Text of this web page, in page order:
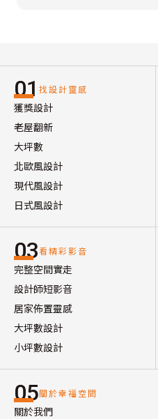
01 找設計靈感
獲獎設計
老屋翻新
大坪數
北歐風設計
現代風設計
日式風設計
03看精彩影音
完整空間實走
設計師短影音
居家佈置靈感
大坪數設計
小坪數設計
05關於幸福空間
關於我們